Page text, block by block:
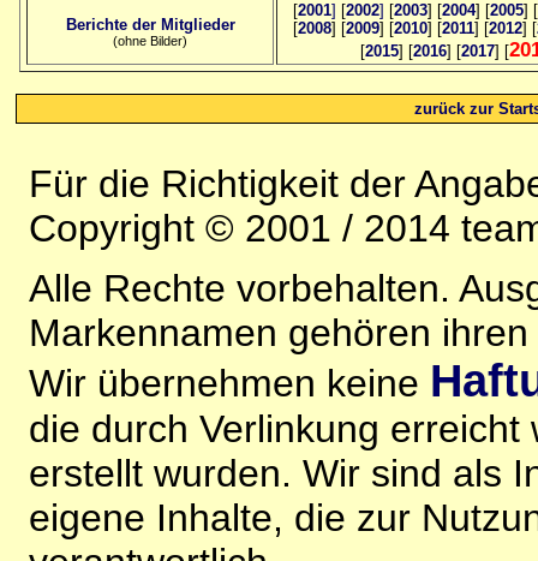
Berichte der Mitglieder
(ohne Bilder)
[2001] [2002] [2003] [2004] [2005] [
[2008] [2009] [2010] [2011] [2012] [
[2015] [2016] [2017] [
zurück zur
Für die Richtigkeit der
Copyright © 2001 / 2014
Alle Rechte vorbehalten.
Markennamen gehören
Wir übernehmen keine
die durch Verlinkung
erstellt wurden. Wir sind als
eigene Inhalte, die zur